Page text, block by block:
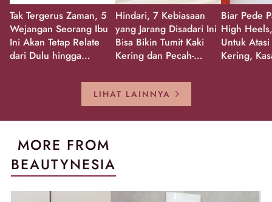
Tak Tergerus Zaman, 5
Wejangan Seorang Ibu
Ini Akan Tetap Relate
dari Dulu hingga
Hindari, 7 Kebiasaan
yang Jarang Disadari Ini
Bisa Bikin Tumit Kaki
Kering dan Pecah-
Biar Pede
High
Untuk
Kering,
LIHAT LAINNYA
MORE FROM
BEAUTYNESIA